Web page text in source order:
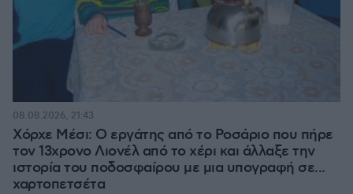
Χόρχε Μέσι: Ο εργάτης από το Ροσάριο που πήρε
τον 13χρονο Λιονέλ από το χέρι και άλλαξε την
ιστορία του ποδοσφαίρου με μια υπογραφή σε...
χαρτοπετσέτα
08.08.2026, 21:43